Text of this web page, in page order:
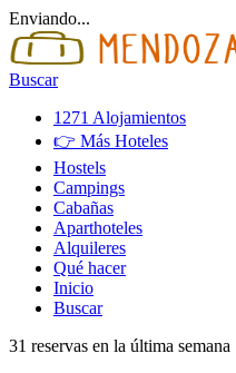
Enviando...
Buscar
1271 Alojamientos
👉 Más Hoteles
Hostels
Campings
Cabañas
Aparthoteles
Alquileres
Qué hacer
Inicio
Buscar
31 reservas en la última